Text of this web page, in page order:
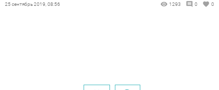
25 сентябрь 2019, 08:56 1293 0 0